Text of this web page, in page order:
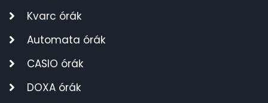
Kvarc órák
Automata órák
CASIO órák
DOXA órák